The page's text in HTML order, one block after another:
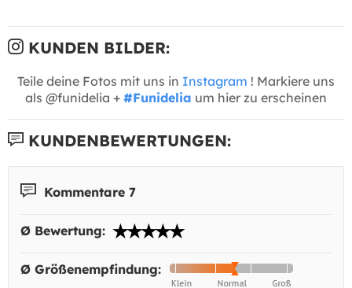
KUNDEN BILDER:
Teile deine Fotos mit uns in Instagram ! Markiere uns
als @funidelia + #Funidelia um hier zu erscheinen
KUNDENBEWERTUNGEN:
Kommentare 7
Ø Bewertung:
Ø Größenempfindung: